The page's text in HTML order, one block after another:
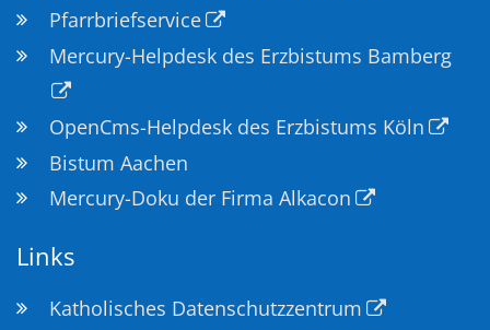
Pfarrbriefservice
Mercury-Helpdesk des Erzbistums Bamberg
OpenCms-Helpdesk des Erzbistums Köln
Bistum Aachen
Mercury-Doku der Firma Alkacon
Links
Katholisches Datenschutzzentrum